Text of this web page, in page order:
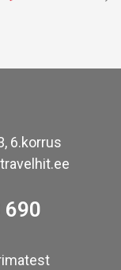
6.korrus
690